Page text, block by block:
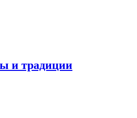
и традиции